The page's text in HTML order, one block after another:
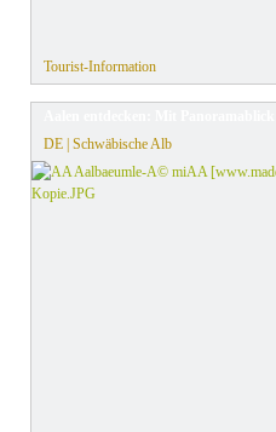
Tourist-Information
DE | Schwäbische Alb